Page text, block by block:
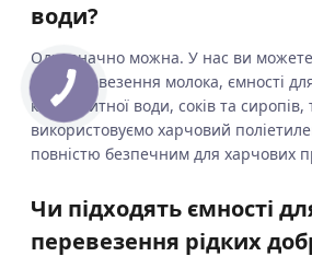
води?
Однозначно можна. У нас ви можете
для перевезення молока, ємності
квасу, питної води, соків та
використовуємо харчовий
повністю безпечним для харчових
Чи підходять ємності
перевезення рідких